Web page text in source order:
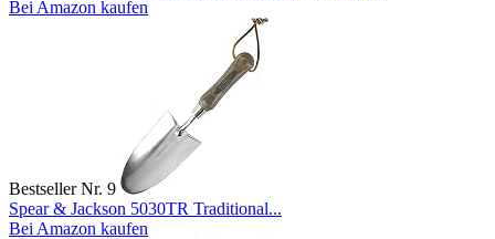
Bei Amazon kaufen
Bestseller Nr. 9
Spear & Jackson 5030TR Traditional...
Bei Amazon kaufen